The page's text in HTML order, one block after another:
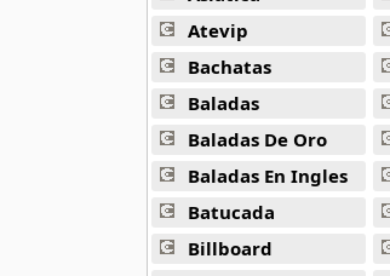
Arcangel
416 músicas online
Arcangel Y De La Ghetto
101 músicas online
Arthur
4 músicas online
Atevip
Bachatas
Baladas
Baladas De Oro
Baladas En Ingles
Batucada
Billboard